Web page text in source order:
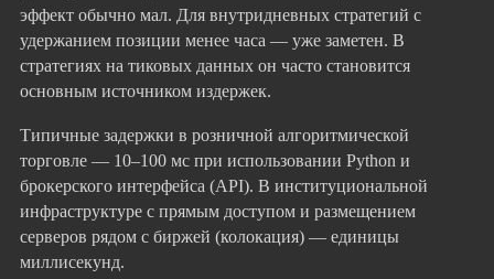
эффект обычно мал. Для внутридневных стратегий с
удержанием позиции менее часа — уже заметен. В
стратегиях на тиковых данных он часто становится
основным источником издержек.
Типичные задержки в розничной алгоритмической
торговле — 10–100 мс при использовании Python и
брокерского интерфейса (API). В институциональной
инфраструктуре с прямым доступом и размещением
серверов рядом с биржей (колокация) — единицы
миллисекунд.